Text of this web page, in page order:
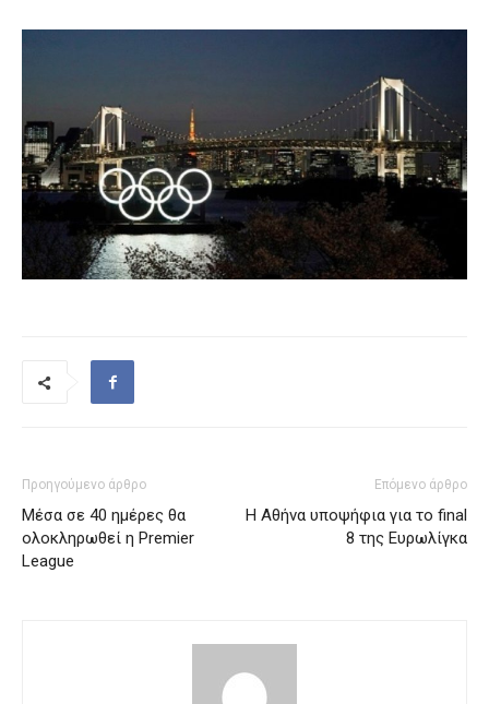
Προηγούμενο άρθρο
Μέσα σε 40 ημέρες θα
ολοκληρωθεί η Premier
League
Επόμενο άρθρο
Η Αθήνα υποψήφια για το final
8 της Ευρωλίγκα